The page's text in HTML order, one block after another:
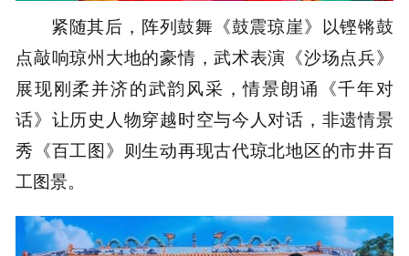
紧随其后，阵列鼓舞《鼓震琼崖》以铿锵鼓
点敲响琼州大地的豪情，武术表演《沙场点兵》
展现刚柔并济的武韵风采，情景朗诵《千年对
话》让历史人物穿越时空与今人对话，非遗情景
秀《百工图》则生动再现古代琼北地区的市井百
工图景。